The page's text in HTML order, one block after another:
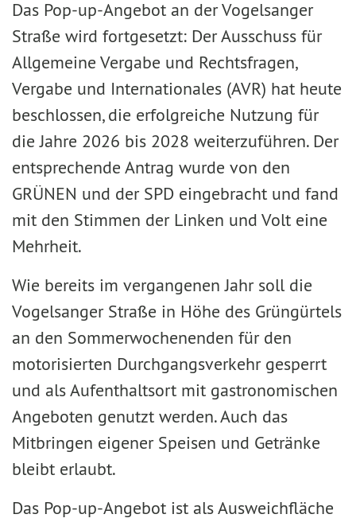
Das Pop-up-Angebot an der Vogelsanger
Straße wird fortgesetzt: Der Ausschuss für
Allgemeine Vergabe und Rechtsfragen,
Vergabe und Internationales (AVR) hat heute
beschlossen, die erfolgreiche Nutzung für
die Jahre 2026 bis 2028 weiterzuführen. Der
entsprechende Antrag wurde von den
GRÜNEN und der SPD eingebracht und fand
mit den Stimmen der Linken und Volt eine
Mehrheit.
Wie bereits im vergangenen Jahr soll die
Vogelsanger Straße in Höhe des Grüngürtels
an den Sommerwochenenden für den
motorisierten Durchgangsverkehr gesperrt
und als Aufenthaltsort mit gastronomischen
Angeboten genutzt werden. Auch das
Mitbringen eigener Speisen und Getränke
bleibt erlaubt.
Das Pop-up-Angebot ist als Ausweichfläche